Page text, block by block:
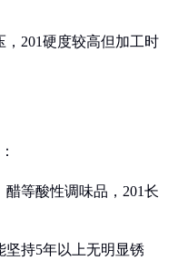
，201硬度较高但加工时
醋等酸性调味品，201长
坚持5年以上无明显锈